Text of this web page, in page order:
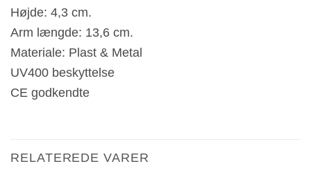
Højde: 4,3 cm.
Arm længde: 13,6 cm.
Materiale: Plast & Metal
UV400 beskyttelse
CE godkendte
RELATEREDE VARER